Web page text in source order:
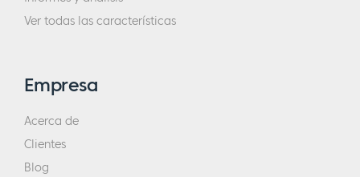
Ver todas las características
Empresa
Acerca de
Clientes
Blog